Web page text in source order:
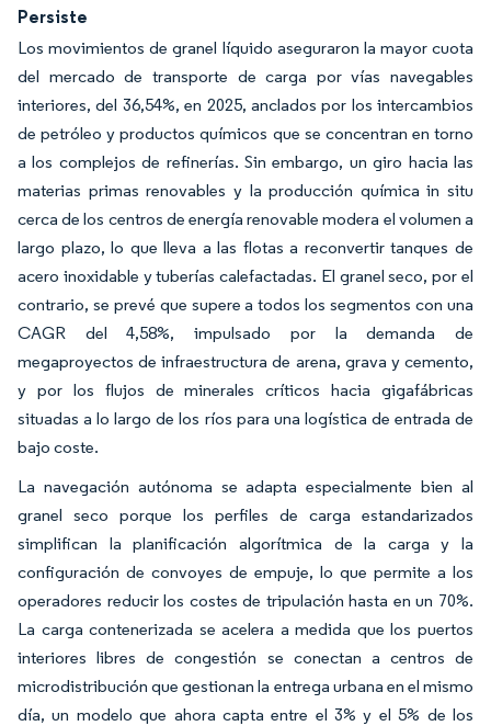
Persiste
Los movimientos de granel líquido aseguraron la mayor cuota
del mercado de transporte de carga por vías navegables
interiores, del 36,54%, en 2025, anclados por los intercambios
de petróleo y productos químicos que se concentran en torno
a los complejos de refinerías. Sin embargo, un giro hacia las
materias primas renovables y la producción química in situ
cerca de los centros de energía renovable modera el volumen a
largo plazo, lo que lleva a las flotas a reconvertir tanques de
acero inoxidable y tuberías calefactadas. El granel seco, por el
contrario, se prevé que supere a todos los segmentos con una
CAGR del 4,58%, impulsado por la demanda de
megaproyectos de infraestructura de arena, grava y cemento,
y por los flujos de minerales críticos hacia gigafábricas
situadas a lo largo de los ríos para una logística de entrada de
bajo coste.
La navegación autónoma se adapta especialmente bien al
granel seco porque los perfiles de carga estandarizados
simplifican la planificación algorítmica de la carga y la
configuración de convoyes de empuje, lo que permite a los
operadores reducir los costes de tripulación hasta en un 70%.
La carga contenerizada se acelera a medida que los puertos
interiores libres de congestión se conectan a centros de
microdistribución que gestionan la entrega urbana en el mismo
día, un modelo que ahora capta entre el 3% y el 5% de los